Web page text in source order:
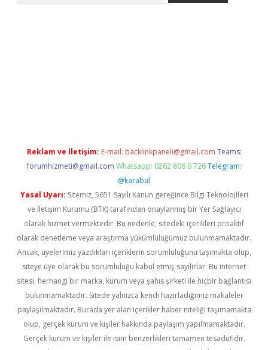
Reklam ve İletişim: E-mail: backlinkpaneli@gmail.com Teams:
forumhizmeti@gmail.com Whatsapp: 0262 606 0 726 Telegram:
@karabul
Yasal Uyarı: Sitemiz, 5651 Sayılı Kanun gereğince Bilgi Teknolojileri
ve İletişim Kurumu (BTK) tarafından onaylanmış bir Yer Sağlayıcı
olarak hizmet vermektedir. Bu nedenle, sitedeki içerikleri proaktif
olarak denetleme veya araştırma yükümlülüğümüz bulunmamaktadır.
Ancak, üyelerimiz yazdıkları içeriklerin sorumluluğunu taşımakta olup,
siteye üye olarak bu sorumluluğu kabul etmiş sayılırlar. Bu internet
sitesi, herhangi bir marka, kurum veya şahıs şirketi ile hiçbir bağlantısı
bulunmamaktadır. Sitede yalnızca kendi hazırladığımız makaleler
paylaşılmaktadır. Burada yer alan içerikler haber niteliği taşımamakta
olup, gerçek kurum ve kişiler hakkında paylaşım yapılmamaktadır.
Gerçek kurum ve kişiler ile isim benzerlikleri tamamen tesadüfidir.